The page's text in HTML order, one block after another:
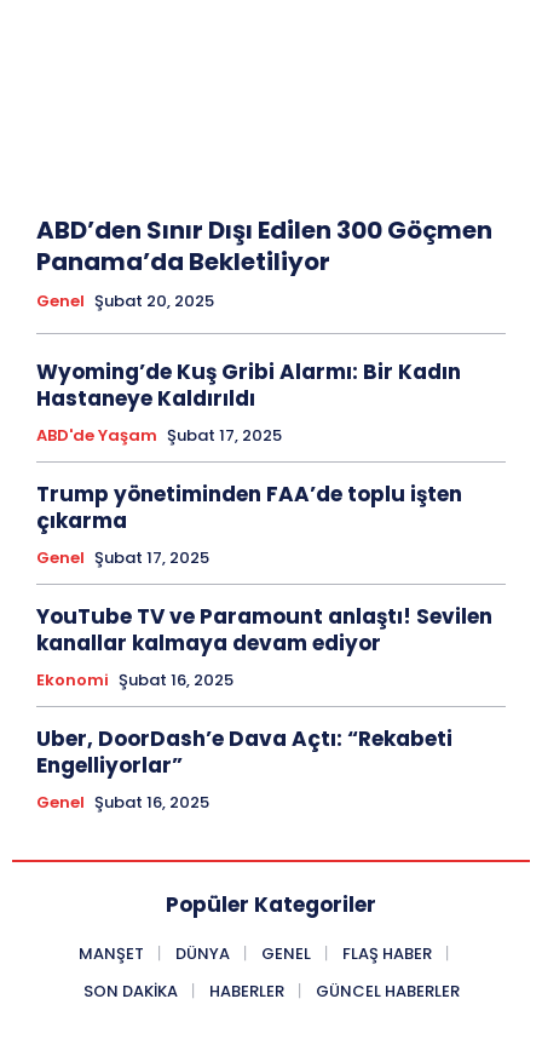
ABD’den Sınır Dışı Edilen 300 Göçmen
Panama’da Bekletiliyor
Genel Şubat 20, 2025
Wyoming’de Kuş Gribi Alarmı: Bir Kadın
Hastaneye Kaldırıldı
ABD'de Yaşam Şubat 17, 2025
Trump yönetiminden FAA’de toplu işten
çıkarma
Genel Şubat 17, 2025
YouTube TV ve Paramount anlaştı! Sevilen
kanallar kalmaya devam ediyor
Ekonomi Şubat 16, 2025
Uber, DoorDash’e Dava Açtı: “Rekabeti
Engelliyorlar”
Genel Şubat 16, 2025
Popüler Kategoriler
MANŞET DÜNYA GENEL
FLAŞ HABER
SON DAKIKA
HABERLER GÜNCEL HABERLER